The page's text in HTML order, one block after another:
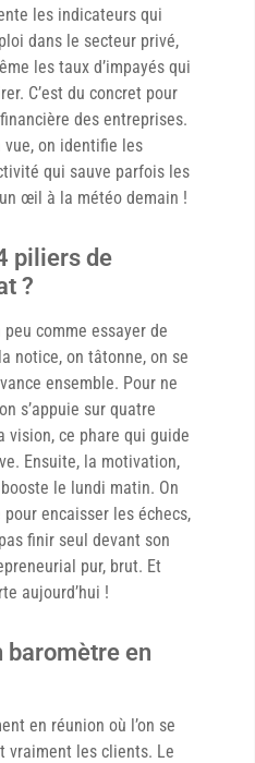
les indicateurs qui
dans le secteur privé,
les taux d’impayés qui
C’est du concret pour
des entreprises.
on identifie les
qui sauve parfois les
œil à la météo demain !
piliers de
?
comme essayer de
notice, on tâtonne, on se
ensemble. Pour ne
s’appuie sur quatre
vision, ce phare qui guide
Ensuite, la motivation,
le lundi matin. On
encaisser les échecs,
finir seul devant son
pur, brut. Et
aujourd’hui !
baromètre en
en réunion où l’on se
vraiment les clients. Le